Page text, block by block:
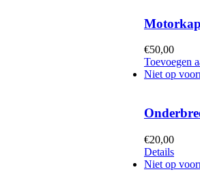
Motorkap
€50,00
Toevoegen
Niet op
€20,00
Details
Niet op